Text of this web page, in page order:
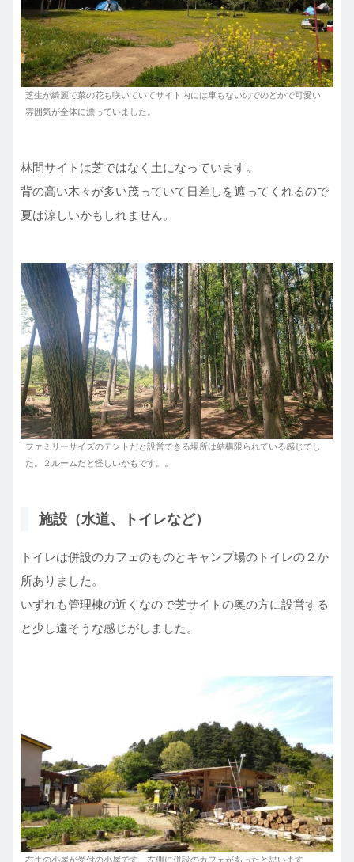
芝生が綺麗で菜の花も咲いていてサイト内には車もないのでのどかで可愛い
雰囲気が全体に漂っていました。
林間サイトは芝ではなく土になっています。
背の高い木々が多い茂っていて日差しを遮ってくれるので
夏は涼しいかもしれません。
ファミリーサイズのテントだと設営できる場所は結構限られている感じでし
た。２ルームだと怪しいかもです。。
施設（水道、トイレなど）
トイレは併設のカフェのものとキャンプ場のトイレの２か
所ありました。
いずれも管理棟の近くなので芝サイトの奥の方に設営する
と少し遠そうな感じがしました。
右手の小屋が受付の小屋です。左側に併設のカフェがあったと思います。